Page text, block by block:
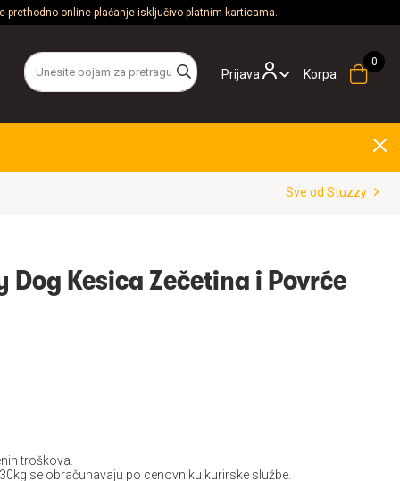
prethodno online plaćanje isključivo platnim karticama.
Prijava Korpa
Sve od Stuzzy
Dog Kesica Zečetina i Povrće
troškova.
se obračunavaju po cenovniku kurirske službe.